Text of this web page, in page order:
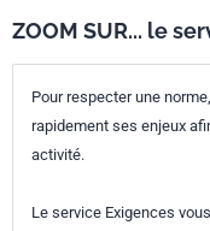
ZOOM SUR... le
Pour respecter une
rapidement ses enjeux
activité.
Le service Exigences